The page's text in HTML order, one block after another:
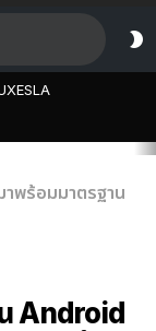
พร้อมมาตรฐาน
Android